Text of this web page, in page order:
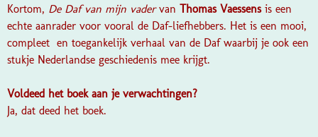
Kortom, De Daf van mijn vadervan Thomas Vaessensis een
echte aanrader voor vooral de Daf-liefhebbers. Het is een mooi,
compleet en toegankelijk verhaal van de Daf waarbij je ook een
stukje Nederlandse geschiedenis mee krijgt.
Voldeed het boek aan je verwachtingen?
Ja, dat deed het boek.